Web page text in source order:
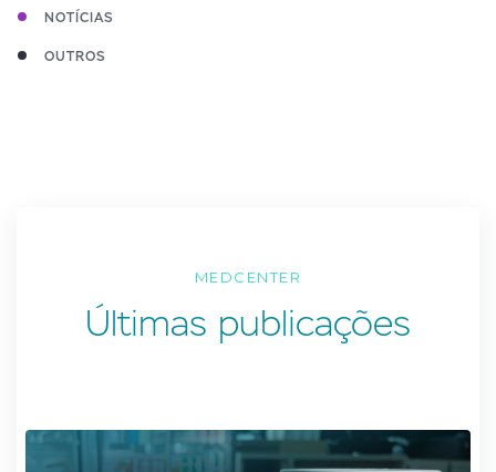
NOTÍCIAS
OUTROS
MEDCENTER
Últimas publicações